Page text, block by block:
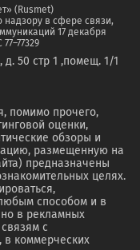
(Rusmet)
в сфере связи,
17 декабря
д. 50 стр 1 ,помещ. 1/1
помимо прочего,
оценки,
обзоры и
размещенную на
предназначены
целях.
способом и в
в рекламных
с
в коммерческих